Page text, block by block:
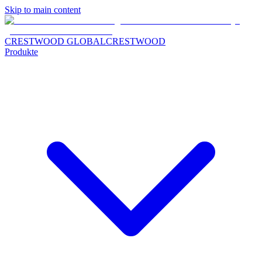
Skip to main content
CRESTWOOD GLOBALCRESTWOOD
Produkte